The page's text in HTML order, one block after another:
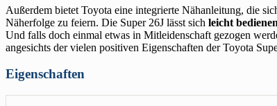
Außerdem bietet Toyota eine integrierte Nähanleitung, die
Näherfolge zu feiern. Die Super 26J lässt sich leicht bedienen
Und falls doch einmal etwas in Mitleidenschaft gezogen
angesichts der vielen positiven Eigenschaften der Toyota
Eigenschaften